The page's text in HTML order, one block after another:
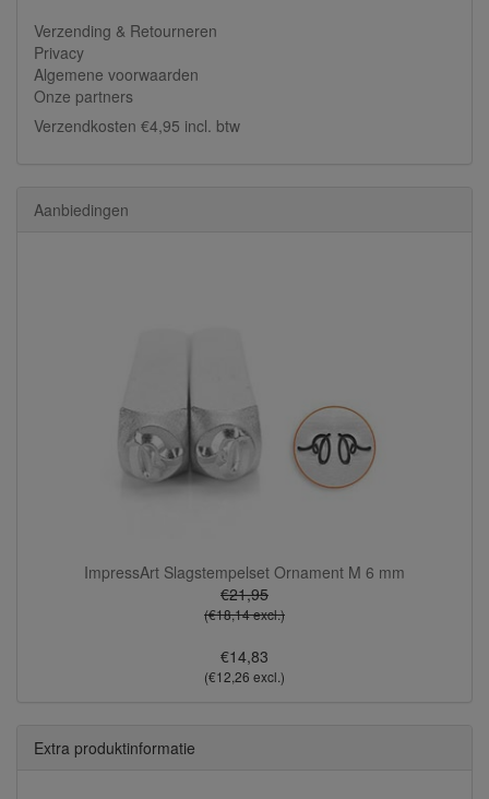
Verzending & Retourneren
Privacy
Algemene voorwaarden
Onze partners
Verzendkosten €4,95 incl. btw
Aanbiedingen
ImpressArt Slagstempelset Ornament M 6 mm
€21,95
(€18,14 excl.)
€14,83
(€12,26 excl.)
Extra produktinformatie